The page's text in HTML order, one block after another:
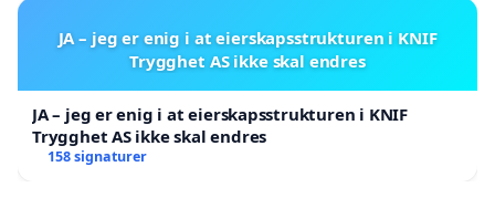
JA – jeg er enig i at eierskapsstrukturen i KNIF
Trygghet AS ikke skal endres
JA – jeg er enig i at eierskapsstrukturen i KNIF
Trygghet AS ikke skal endres
158 signaturer